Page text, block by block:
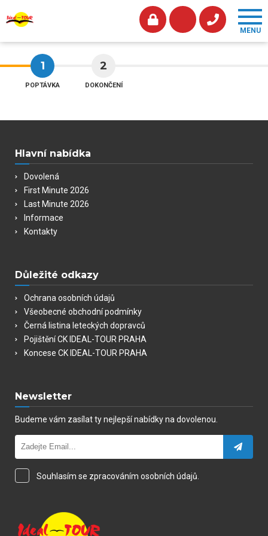
1
POPTÁVKA
2
DOKONČENÍ
Hlavní nabídka
Dovolená
First Minute 2026
Last Minute 2026
Informace
Kontakty
Důležité odkazy
Ochrana osobních údajů
Všeobecné obchodní podmínky
Černá listina leteckých dopravců
Pojištění CK IDEAL-TOUR PRAHA
Koncese CK IDEAL-TOUR PRAHA
Newsletter
Budeme vám zasílat ty nejlepší nabídky na dovolenou.
Souhlasím se zpracováním osobních údajů.